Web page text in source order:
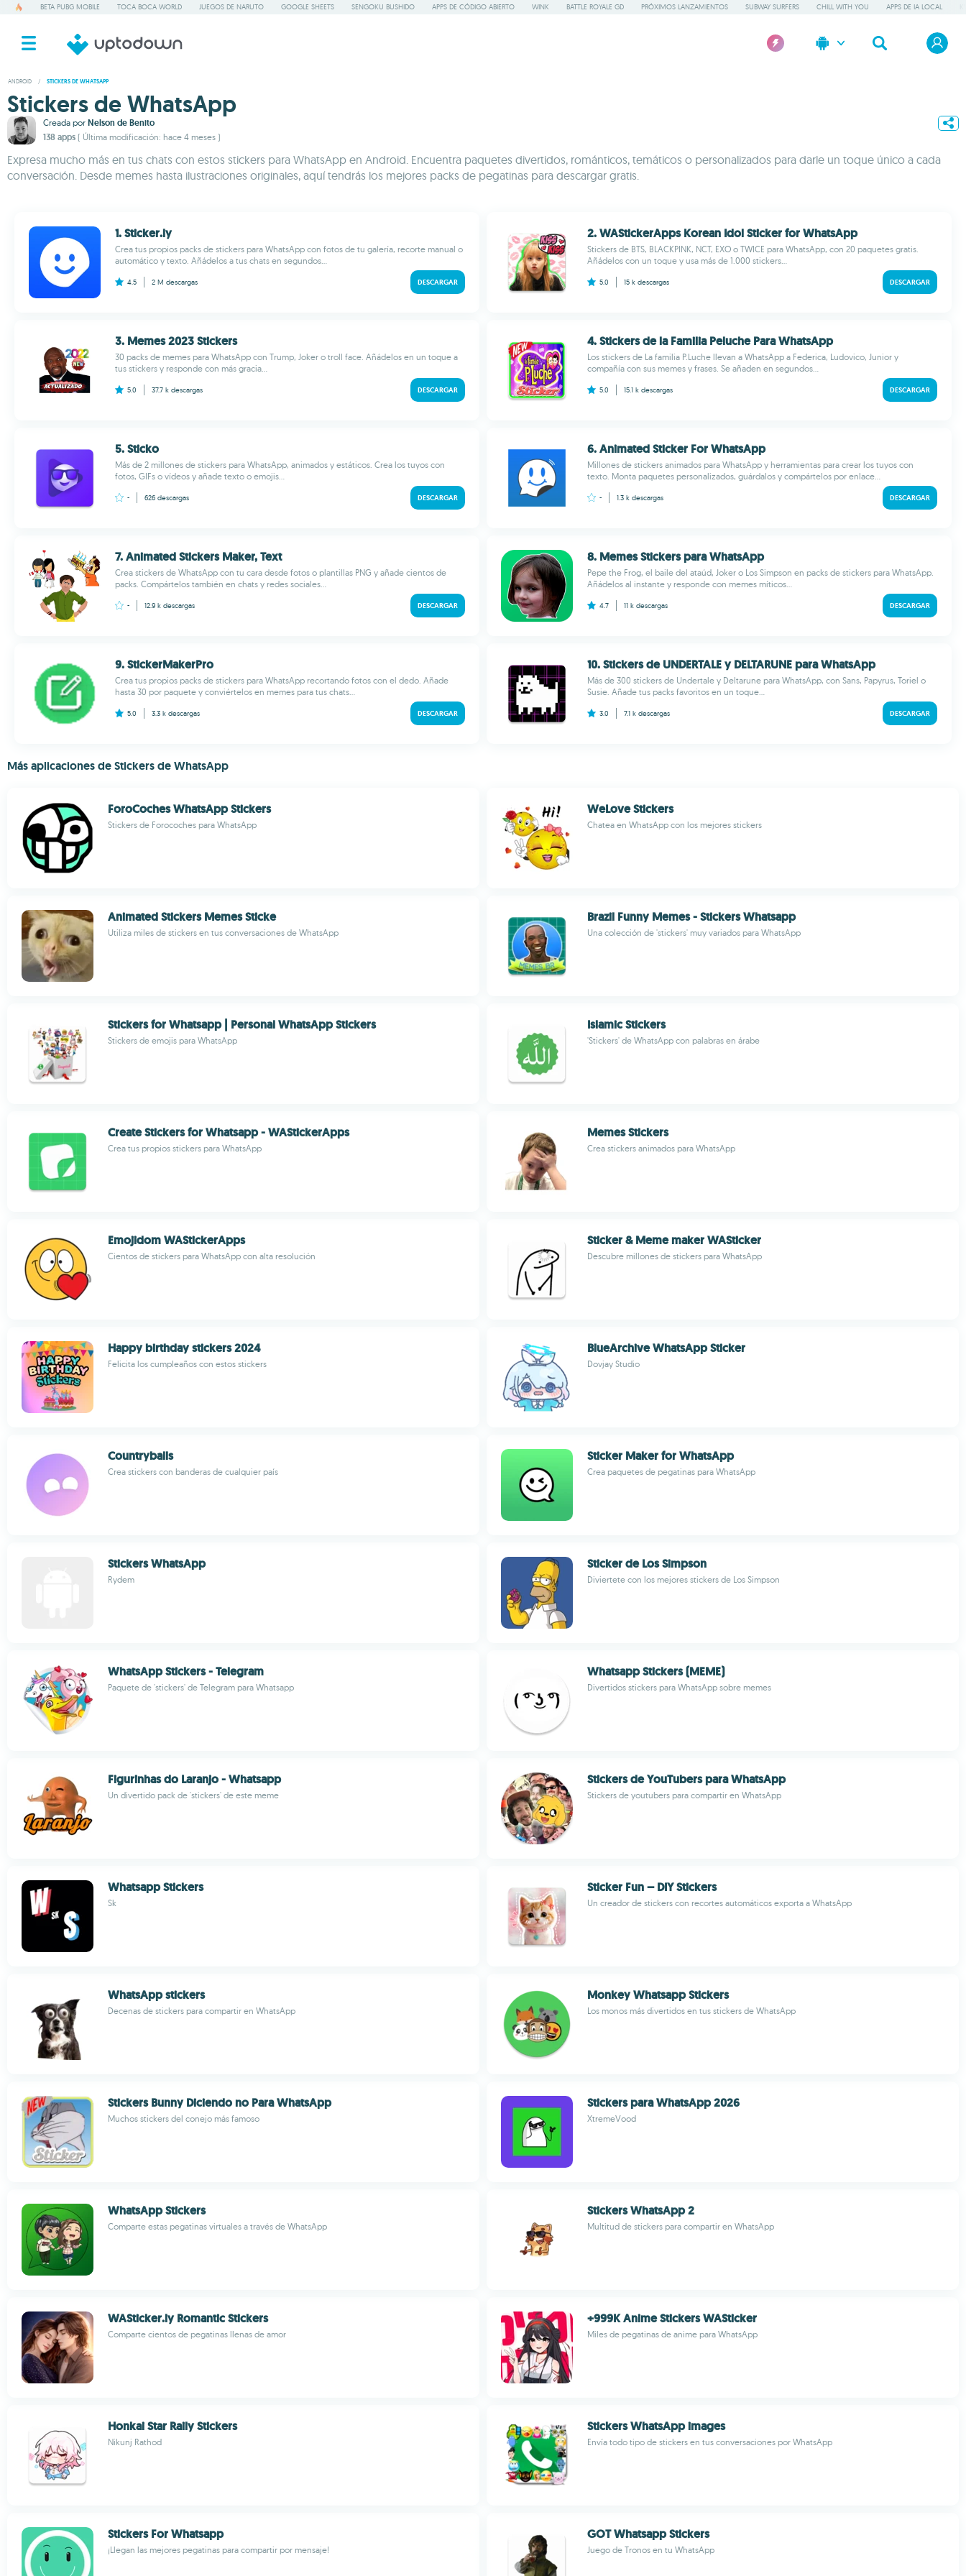
BETA PUBG MOBILE TOCA BOCA WORLD JUEGOS DE NARUTO GOOGLE SHEETS SENGOKU BUSHIDO APPS DE CÓDIGO ABIERTO WINK BATTLE ROYALE GD PRÓXIMOS LANZAMIENTOS SUBWAY SURFERS CHILL WITH YOU APPS DE IA LOCAL
ANDROID / STICKERS DE WHATSAPP
Stickers de WhatsApp
Creada por Nelson de Benito
138 apps ( Última modificación: hace 4 meses )
Expresa mucho más en tus chats con estos stickers para WhatsApp en Android. Encuentra paquetes divertidos, románticos, temáticos o personalizados para darle un toque único a cada
conversación. Desde memes hasta ilustraciones originales, aquí tendrás los mejores packs de pegatinas para descargar gratis.
1. Sticker.ly
Crea tus propios packs de stickers para WhatsApp con fotos de tu galería, recorte manual o
automático y texto. Añádelos a tus chats en segundos...
4.5 2 M descargas DESCARGAR
2. WAStickerApps Korean Idol Sticker for WhatsApp
Stickers de BTS, BLACKPINK, NCT, EXO o TWICE para WhatsApp, con 20 paquetes gratis.
Añádelos con un toque y usa más de 1.000 stickers...
5.0 15 k descargas DESCARGAR
3. Memes 2023 Stickers
30 packs de memes para WhatsApp con Trump, Joker o troll face. Añádelos en un toque a
tus stickers y responde con más gracia...
5.0 37.7 k descargas DESCARGAR
4. Stickers de la Familia Peluche Para WhatsApp
Los stickers de La familia P.Luche llevan a WhatsApp a Federica, Ludovico, Junior y
compañía con sus memes y frases. Se añaden en segundos...
5.0 15.1 k descargas DESCARGAR
5. Sticko
Más de 2 millones de stickers para WhatsApp, animados y estáticos. Crea los tuyos con
fotos, GIFs o vídeos y añade texto o emojis...
- 626 descargas DESCARGAR
6. Animated Sticker For WhatsApp
Millones de stickers animados para WhatsApp y herramientas para crear los tuyos con
texto. Monta paquetes personalizados, guárdalos y compártelos por enlace...
- 1.3 k descargas DESCARGAR
7. Animated Stickers Maker, Text
Crea stickers de WhatsApp con tu cara desde fotos o plantillas PNG y añade cientos de
packs. Compártelos también en chats y redes sociales...
- 12.9 k descargas DESCARGAR
8. Memes Stickers para WhatsApp
Pepe the Frog, el baile del ataúd, Joker o Los Simpson en packs de stickers para WhatsApp.
Añádelos al instante y responde con memes míticos...
4.7 11 k descargas DESCARGAR
9. StickerMakerPro
Crea tus propios packs de stickers para WhatsApp recortando fotos con el dedo. Añade
hasta 30 por paquete y conviértelos en memes para tus chats...
5.0 3.3 k descargas DESCARGAR
10. Stickers de UNDERTALE y DELTARUNE para WhatsApp
Más de 300 stickers de Undertale y Deltarune para WhatsApp, con Sans, Papyrus, Toriel o
Susie. Añade tus packs favoritos en un toque...
3.0 7.1 k descargas DESCARGAR
Más aplicaciones de Stickers de WhatsApp
ForoCoches WhatsApp Stickers
Stickers de Forocoches para WhatsApp
WeLove Stickers
Chatea en WhatsApp con los mejores stickers
Animated Stickers Memes Sticke
Utiliza miles de stickers en tus conversaciones de WhatsApp
Brazil Funny Memes - Stickers Whatsapp
Una colección de 'stickers' muy variados para WhatsApp
Stickers for Whatsapp | Personal WhatsApp Stickers
Stickers de emojis para WhatsApp
Islamic Stickers
'Stickers' de WhatsApp con palabras en árabe
Create Stickers for Whatsapp - WAStickerApps
Crea tus propios stickers para WhatsApp
Memes Stickers
Crea stickers animados para WhatsApp
Emojidom WAStickerApps
Cientos de stickers para WhatsApp con alta resolución
Sticker & Meme maker WASticker
Descubre millones de stickers para WhatsApp
Happy birthday stickers 2024
Felicita los cumpleaños con estos stickers
BlueArchive WhatsApp Sticker
Dovjay Studio
Countryballs
Crea stickers con banderas de cualquier país
Sticker Maker for WhatsApp
Crea paquetes de pegatinas para WhatsApp
Stickers WhatsApp
Rydem
Sticker de Los Simpson
Diviertete con los mejores stickers de Los Simpson
WhatsApp Stickers - Telegram
Paquete de 'stickers' de Telegram para Whatsapp
Whatsapp Stickers (MEME)
Divertidos stickers para WhatsApp sobre memes
Figurinhas do Laranjo - Whatsapp
Un divertido pack de 'stickers' de este meme
Stickers de YouTubers para WhatsApp
Stickers de youtubers para compartir en WhatsApp
Whatsapp Stickers
Sk
Sticker Fun – DIY Stickers
Un creador de stickers con recortes automáticos exporta a WhatsApp
WhatsApp stickers
Decenas de stickers para compartir en WhatsApp
Monkey Whatsapp Stickers
Los monos más divertidos en tus stickers de WhatsApp
Stickers Bunny Diciendo no Para WhatsApp
Muchos stickers del conejo más famoso
Stickers para WhatsApp 2026
XtremeVood
WhatsApp Stickers
Comparte estas pegatinas virtuales a través de WhatsApp
Stickers WhatsApp 2
Multitud de stickers para compartir en WhatsApp
WASticker.ly Romantic Stickers
Comparte cientos de pegatinas llenas de amor
+999K Anime Stickers WASticker
Miles de pegatinas de anime para WhatsApp
Honkai Star Raily Stickers
Nikunj Rathod
Stickers WhatsApp images
Envía todo tipo de stickers en tus conversaciones por WhatsApp
Stickers For Whatsapp
¡Llegan las mejores pegatinas para compartir por mensaje!
GOT Whatsapp Stickers
Juego de Tronos en tu WhatsApp